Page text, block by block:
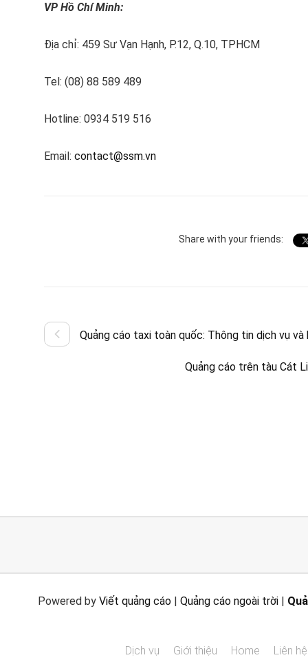
VP Hồ Chí Minh:
Địa chỉ: 459 Sư Vạn Hạnh, P.12, Q.10, TPHCM
Tel: (08) 88 589 489
Hotline: 0934 519 516
Email: contact@ssm.vn
Share with your friends:
Quảng cáo taxi toàn quốc: Thông tin dịch vụ và
Quảng cáo trên tàu Cát
Powered by Viết quảng cáo | Quảng cáo ngoài trời |
Dịch vụ Giới thiệu Home Liên hệ